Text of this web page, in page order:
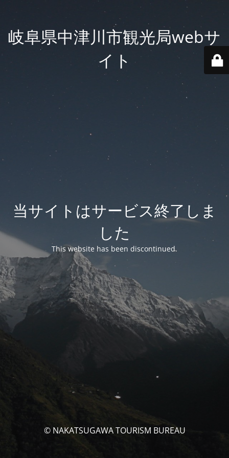
岐阜県中津川市観光局webサ
イト
当サイトはサービス終了しま
した
This website has been discontinued.
© NAKATSUGAWA TOURISM BUREAU